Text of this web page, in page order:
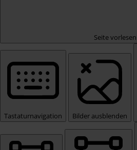
Seite vorlesen
Tastaturnavigation Bilder ausblenden